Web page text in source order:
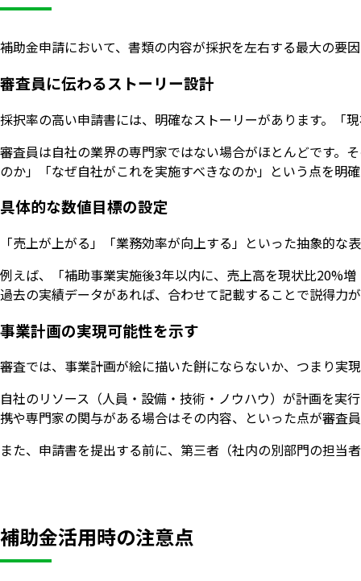
補助金申請において、書類の内容が採択を左右する最大の要
審査員に伝わるストーリー設計
採択率の高い申請書には、明確なストーリーがあります。
審査員は自社の業界の専門家ではない場合がほとんどです。
のか」「なぜ自社がこれを実施すべきなのか」という点を明
具体的な数値目標の設定
「売上が上がる」「業務効率が向上する」といった抽象的
例えば、「補助事業実施後3年以内に、売上高を現状比20%
過去の実績データがあれば、合わせて記載することで説得力
事業計画の実現可能性を示す
審査では、事業計画が絵に描いた餅にならないか、つまり実
自社のリソース（人員・設備・技術・ノウハウ）が計画を実
携や専門家の関与がある場合はその内容、といった点が審査
また、申請書を提出する前に、第三者（社内の別部門の担当
補助金活用時の注意点